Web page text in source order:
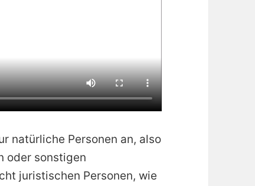
natürliche Personen an, also
oder sonstigen
juristischen Personen, wie